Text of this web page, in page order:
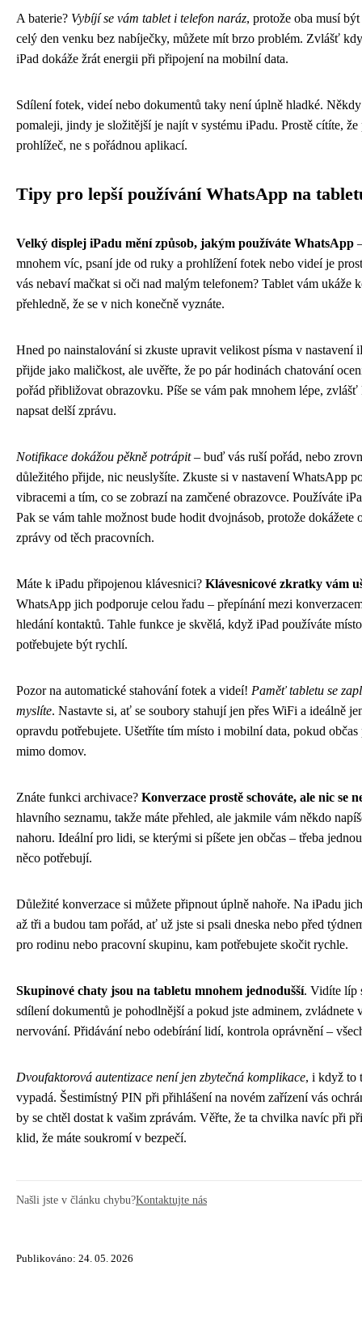
A baterie? Vybíjí se vám tablet i telefon naráz, protože oba musí
celý den venku bez nabíječky, můžete mít brzo problém. Zvlášť
iPad dokáže žrát energii při připojení na mobilní data.
Sdílení fotek, videí nebo dokumentů taky není úplně hladké.
pomaleji, jindy je složitější je najít v systému iPadu. Prostě cítíte, že
prohlížeč, ne s pořádnou aplikací.
Tipy pro lepší používání WhatsApp na
Velký displej iPadu mění způsob, jakým používáte WhatsApp
mnohem víc, psaní jde od ruky a prohlížení fotek nebo videí je
vás nebaví mačkat si oči nad malým telefonem? Tablet vám ukáže
přehledně, že se v nich konečně vyznáte.
Hned po nainstalování si zkuste upravit velikost písma v nastavení
přijde jako maličkost, ale uvěřte, že po pár hodinách chatování
pořád přibližovat obrazovku. Píše se vám pak mnohem lépe,
napsat delší zprávu.
Notifikace dokážou pěkně potrápit– buď vás ruší pořád, nebo
důležitého přijde, nic neuslyšíte. Zkuste si v nastavení WhatsApp
vibracemi a tím, co se zobrazí na zamčené obrazovce. Používáte
Pak se vám tahle možnost bude hodit dvojnásob, protože dokážete
zprávy od těch pracovních.
Máte k iPadu připojenou klávesnici? Klávesnicové zkratky vám
WhatsApp jich podporuje celou řadu – přepínání mezi
hledání kontaktů. Tahle funkce je skvělá, když iPad používáte
potřebujete být rychlí.
Pozor na automatické stahování fotek a videí! Paměť tabletu se
myslíte. Nastavte si, ať se soubory stahují jen přes WiFi a ideálně
opravdu potřebujete. Ušetříte tím místo i mobilní data, pokud
mimo domov.
Znáte funkci archivace? Konverzace prostě schováte, ale nic se
hlavního seznamu, takže máte přehled, ale jakmile vám někdo
nahoru. Ideální pro lidi, se kterými si píšete jen občas – třeba
něco potřebují.
Důležité konverzace si můžete připnout úplně nahoře. Na iPadu
až tři a budou tam pořád, ať už jste si psali dneska nebo před
pro rodinu nebo pracovní skupinu, kam potřebujete skočit rychle.
Skupinové chaty jsou na tabletu mnohem jednodušší. Vidíte líp
sdílení dokumentů je pohodlnější a pokud jste adminem, zvládnete
nervování. Přidávání nebo odebírání lidí, kontrola oprávnění –
Dvoufaktorová autentizace není jen zbytečná komplikace, i když to
vypadá. Šestimístný PIN při přihlášení na novém zařízení vás
by se chtěl dostat k vašim zprávám. Věřte, že ta chvilka navíc při
klid, že máte soukromí v bezpečí.
Našli jste v článku chybu?Kontaktujte nás
Publikováno: 24. 05. 2026